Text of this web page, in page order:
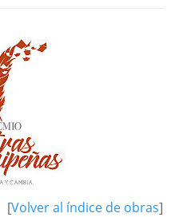
[Volver al índice de obras]